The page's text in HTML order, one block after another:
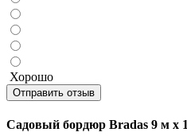
Хорошо
Отправить отзыв
Садовый бордюр Bradas 9 м х